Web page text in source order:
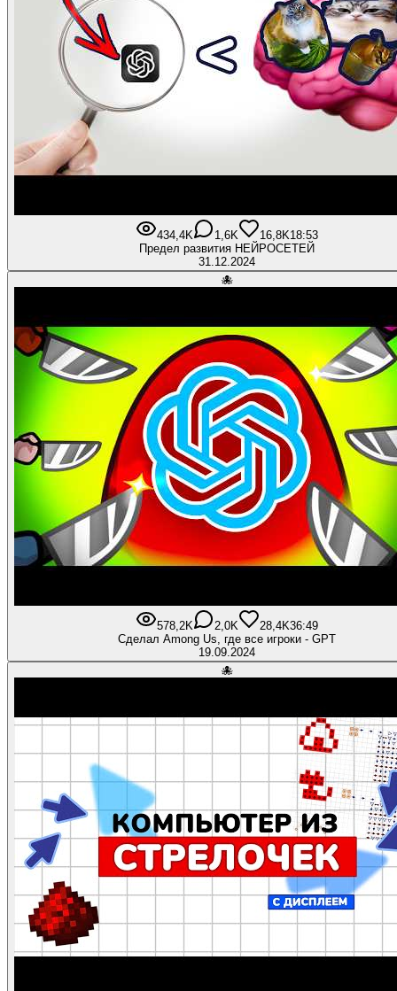
434,4K 1,6K 16,8K18:53
Предел развития НЕЙРОСЕТЕЙ
31.12.2024
🐙
578,2K 2,0K 28,4K36:49
Сделал Among Us, где все игроки - GPT
19.09.2024
🐙